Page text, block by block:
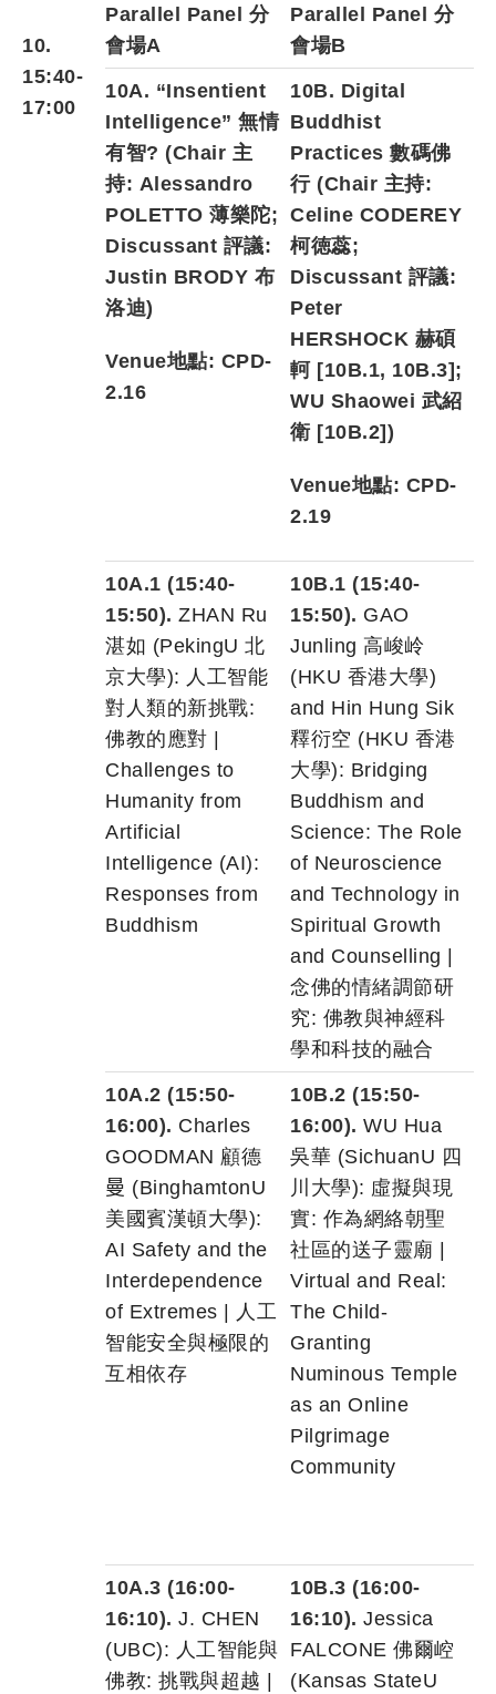
10.
15:40-
17:00
Parallel Panel 分
會場A
Parallel Panel 分
會場B
10A. “Insentient
Intelligence” 無情
有智? (Chair 主
持: Alessandro
POLETTO 薄樂陀;
Discussant 評議:
Justin BRODY 布
洛迪)
Venue地點: CPD-
2.16
10B. Digital
Buddhist
Practices 數碼佛
行 (Chair 主持:
Celine CODEREY
柯徳蕊;
Discussant 評議:
Peter
HERSHOCK 赫碩
軻 [10B.1, 10B.3];
WU Shaowei 武紹
衛 [10B.2])
Venue地點: CPD-
2.19
10A.1 (15:40-
15:50). ZHAN Ru
湛如 (PekingU 北
京大學): 人工智能
對人類的新挑戰:
佛教的應對 |
Challenges to
Humanity from
Artificial
Intelligence (AI):
Responses from
Buddhism
10B.1 (15:40-
15:50). GAO
Junling 高峻岭
(HKU 香港大學)
and Hin Hung Sik
釋衍空 (HKU 香港
大學): Bridging
Buddhism and
Science: The Role
of Neuroscience
and Technology in
Spiritual Growth
and Counselling |
念佛的情緒調節研
究: 佛教與神經科
學和科技的融合
10A.2 (15:50-
16:00). Charles
GOODMAN 顧德
曼 (BinghamtonU
美國賓漢頓大學):
AI Safety and the
Interdependence
of Extremes | 人工
智能安全與極限的
互相依存
10B.2 (15:50-
16:00). WU Hua
吳華 (SichuanU 四
川大學): 虛擬與現
實: 作為網絡朝聖
社區的送子靈廟 |
Virtual and Real:
The Child-
Granting
Numinous Temple
as an Online
Pilgrimage
Community
10A.3 (16:00-
16:10). J. CHEN
(UBC): 人工智能與
佛教: 挑戰與超越 |
10B.3 (16:00-
16:10). Jessica
FALCONE 佛爾崆
(Kansas StateU